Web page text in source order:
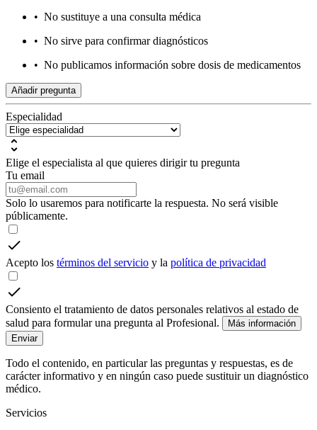
• No sustituye a una consulta médica
• No sirve para confirmar diagnósticos
• No publicamos información sobre dosis de medicamentos
Añadir pregunta
Especialidad
Elige el especialista al que quieres dirigir tu pregunta
Tu email
Solo lo usaremos para notificarte la respuesta. No será visible
públicamente.
Acepto los términos del servicio y la política de privacidad
Consiento el tratamiento de datos personales relativos al estado de
salud para formular una pregunta al Profesional.
Más información
Enviar
Todo el contenido, en particular las preguntas y respuestas, es de
carácter informativo y en ningún caso puede sustituir un diagnóstico
médico.
Servicios